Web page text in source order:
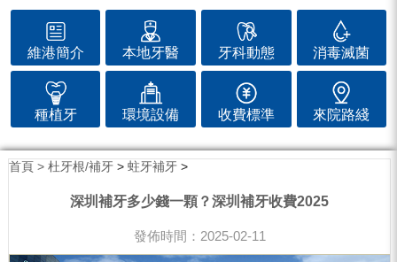
維港簡介 本地牙醫 牙科動態 消毒滅菌
種植牙 環境設備 收費標準 來院路綫
首頁 > 杜牙根/補牙> 蛀牙補牙>
深圳補牙多少錢一顆？深圳補牙收費2025
發佈時間：2025-02-11